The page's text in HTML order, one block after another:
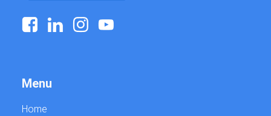
Menu
Home